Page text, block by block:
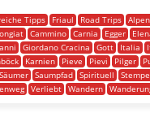
Tipps Friaul Road Trips Alpen
Cammino Carnia Egger
Giordano Cracina Gott Italia
Karnien Pieve Pievi Pilger
Säumer Saumpfad Spirituell
Verliebt Wandern